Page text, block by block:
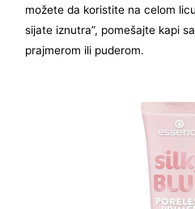
možete da koristite na celom
sijate iznutra”, pomešajte kapi
prajmerom ili puderom.